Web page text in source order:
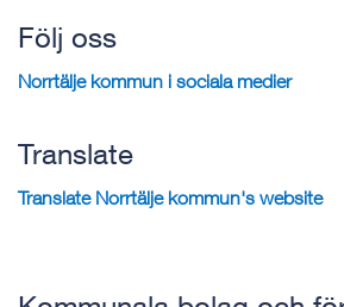
Följ oss
Norrtälje kommun i sociala medier
Translate
Translate Norrtälje kommun's website